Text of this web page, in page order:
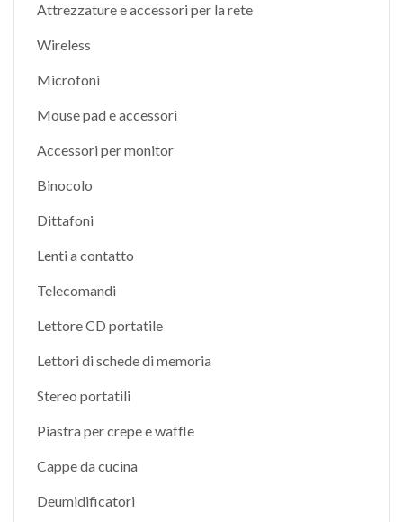
Attrezzature e accessori per la rete
Wireless
Microfoni
Mouse pad e accessori
Accessori per monitor
Binocolo
Dittafoni
Lenti a contatto
Telecomandi
Lettore CD portatile
Lettori di schede di memoria
Stereo portatili
Piastra per crepe e waffle
Cappe da cucina
Deumidificatori